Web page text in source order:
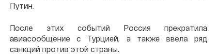
Путин.
После этих событий Россия прекратила
авиасообщение с Турцией, а также ввела ряд
санкций против этой страны.